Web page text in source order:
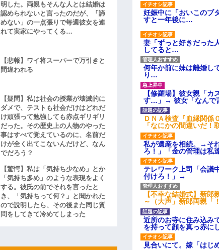
妊娠中に「おいこのブ
すと一年後に…
妻「ずっと好きだった
してると…
何年か前に妹は離婚し
り…
【修羅場】彼女親「
す…」→ 彼女「なんで
ＤＮＡ検査『血縁関係
「なにかの間違いだ！
私が遺産を相続。→そ
ろ！」「金の管理は私
テレワーク上司「会議
付けろ！」→
【不幸な結婚式】新
～（大声」新郎両親「
近所のお寺に住み込み
を持って顔を真っ赤に
見合いにて。嫁「はじ
明した。両親もそんな人とは結婚は
認められないと言ったのだが、「諦
めない」の一点張りで毎週彼女を連
れて実家にやってくる…
【悲報】ワイ将スーパーで万引きと
間違われる
【疑問】私は社会の授業が壊滅的に
ダメで、テストも社会だけはどれだ
け頑張って勉強しても赤点ギリギリ
だった。その歴史上の人物のやった
事はすべて覚えているのに、名前だ
けが全く出てこないんだけど、なん
でだろう？
【驚愕】私は「気持ち少なめ」とか
「気持ち多め」のような表現をよく
する。彼氏の前でそれを言ったと
き、「気持ちって何？」と聞かれた
ので説明したら、その後また同じ質
問をしてきて冷めてしまった